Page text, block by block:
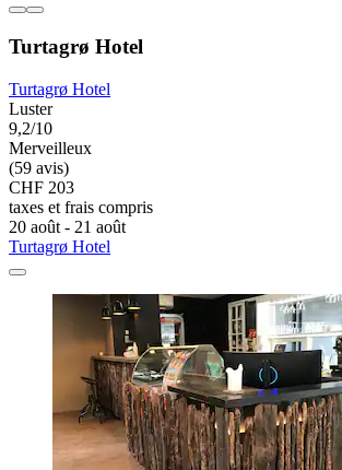
Turtagrø Hotel
Turtagrø Hotel
Luster
9,2/10
Merveilleux
(59 avis)
CHF 203
taxes et frais compris
20 août - 21 août
Turtagrø Hotel